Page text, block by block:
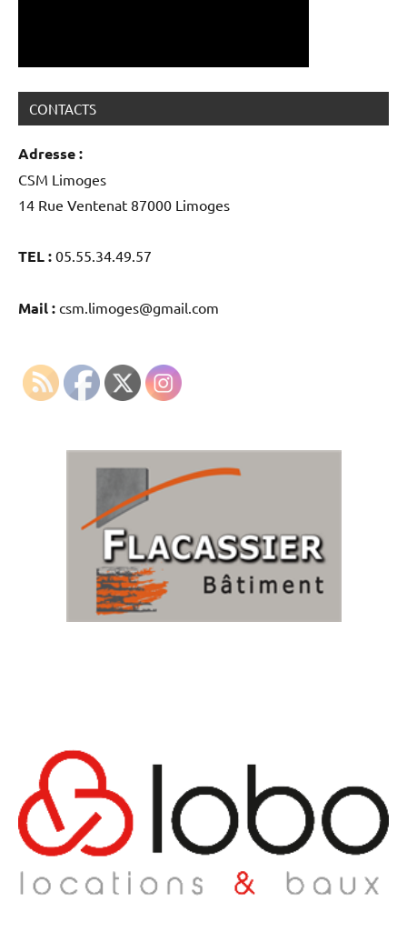
CONTACTS
Adresse :
CSM Limoges
14 Rue Ventenat 87000 Limoges
TEL : 05.55.34.49.57
Mail : csm.limoges@gmail.com